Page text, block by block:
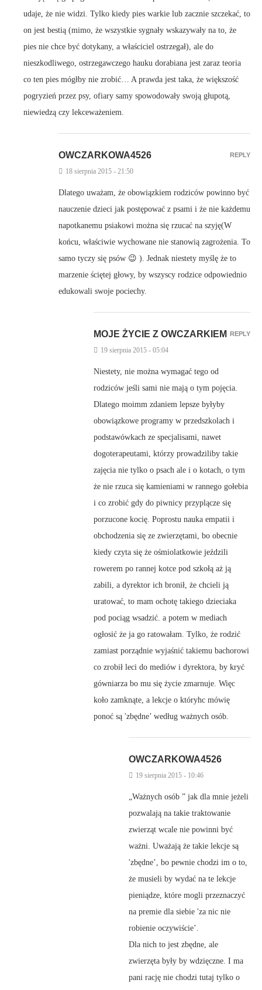
udaje, że nie widzi. Tylko kiedy pies warkie lub zacznie szczekać, to
on jest bestią (mimo, że wszystkie sygnały wskazywały na to, że
pies nie chce być dotykany, a właściciel ostrzegał), ale do
nieszkodliwego, ostrzegawczego hauku dorabiana jest zaraz teoria
co ten pies mógłby nie zrobić… A prawda jest taka, że większość
pogryzień przez psy, ofiary samy spowodowały swoją głupotą,
niewiedzą czy lekceważeniem.
OWCZARKOWA4526
18 sierpnia 2015 - 21:50
Dlatego uważam, że obowiązkiem rodziców powinno być
nauczenie dzieci jak postępować z psami i że nie każdemu
napotkanemu psiakowi można się rzucać na szyję(W
końcu, właściwie wychowane nie stanowią zagrożenia. To
samo tyczy się psów 😉 ). Jednak niestety myślę że to
marzenie ściętej głowy, by wszyscy rodzice odpowiednio
edukowali swoje pociechy.
REPLY
MOJE ŻYCIE Z OWCZARKIEM
19 sierpnia 2015 - 05:04
Niestety, nie można wymagać tego od
rodziców jeśli sami nie mają o tym pojęcia.
Dlatego moimm zdaniem lepsze byłyby
obowiązkowe programy w przedszkolach i
podstawówkach ze specjalisami, nawet
dogoterapeutami, którzy prowadziliby takie
zajęcia nie tylko o psach ale i o kotach, o tym
że nie rzuca się kamieniami w rannego gołebia
i co zrobić gdy do piwnicy przyplącze się
porzucone kocię. Poprostu nauka empatii i
obchodzenia się ze zwierzętami, bo obecnie
kiedy czyta się że ośmiolatkowie jeździli
rowerem po rannej kotce pod szkołą aż ją
zabili, a dyrektor ich bronił, że chcieli ją
uratować, to mam ochotę takiego dzieciaka
pod pociąg wsadzić. a potem w mediach
ogłosić że ja go ratowałam. Tylko, że rodzić
zamiast porządnie wyjaśnić takiemu bachorowi
co zrobił leci do mediów i dyrektora, by kryć
gówniarza bo mu się życie zmarnuje. Więc
koło zamknąte, a lekcje o któryhc mówię
ponoć są 'zbędne’ według ważnych osób.
REPLY
OWCZARKOWA4526
19 sierpnia 2015 - 10:46
„Ważnych osób ” jak dla mnie jeżeli
pozwalają na takie traktowanie
zwierząt wcale nie powinni być
ważni. Uważają że takie lekcje są
'zbędne’, bo pewnie chodzi im o to,
że musieli by wydać na te lekcje
pieniądze, które mogli przeznaczyć
na premie dla siebie 'za nic nie
robienie oczywiście’.
Dla nich to jest zbędne, ale
zwierzęta były by wdzięczne. I ma
pani rację nie chodzi tutaj tylko o